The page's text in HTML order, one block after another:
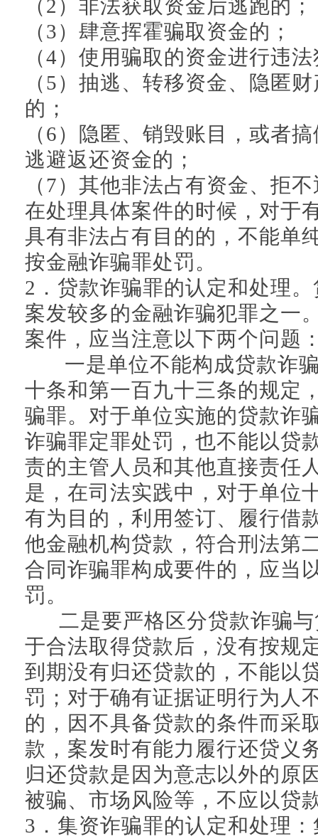
（2）非法获取资金后逃跑的；
（3）肆意挥霍骗取资金的；
（4）使用骗取的资金进行违
（5）抽逃、转移资金、隐匿
的；
（6）隐匿、销毁账目，或者
逃避返还资金的；
（7）其他非法占有资金、拒
在处理具体案件的时候，对于
具有非法占有目的的，不能单
按金融诈骗罪处罚。
2．贷款诈骗罪的认定和处理
案发较多的金融诈骗犯罪之一
案件，应当注意以下两个问题
一是单位不能构成贷款诈骗
十条和第一百九十三条的规定
骗罪。对于单位实施的贷款诈
诈骗罪定罪处罚，也不能以贷
责的主管人员和其他直接责任
是，在司法实践中，对于单位
有为目的，利用签订、履行借
他金融机构贷款，符合刑法第
合同诈骗罪构成要件的，应当
罚。
二是要严格区分贷款诈骗与
于合法取得贷款后，没有按规
到期没有归还贷款的，不能以
罚；对于确有证据证明行为人
的，因不具备贷款的条件而采
款，案发时有能力履行还贷义
归还贷款是因为意志以外的原
被骗、市场风险等，不应以贷
3．集资诈骗罪的认定和处理